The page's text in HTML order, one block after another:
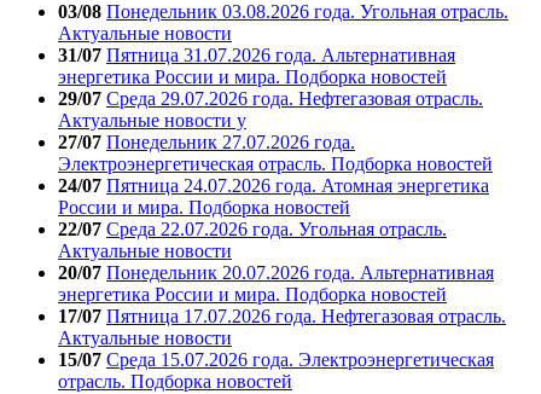
03/08 Понедельник 03.08.2026 года. Угольная отрасль.
Актуальные новости
31/07 Пятница 31.07.2026 года. Альтернативная
энергетика России и мира. Подборка новостей
29/07 Среда 29.07.2026 года. Нефтегазовая отрасль.
Актуальные новости у
27/07 Понедельник 27.07.2026 года.
Электроэнергетическая отрасль. Подборка новостей
24/07 Пятница 24.07.2026 года. Атомная энергетика
России и мира. Подборка новостей
22/07 Среда 22.07.2026 года. Угольная отрасль.
Актуальные новости
20/07 Понедельник 20.07.2026 года. Альтернативная
энергетика России и мира. Подборка новостей
17/07 Пятница 17.07.2026 года. Нефтегазовая отрасль.
Актуальные новости
15/07 Среда 15.07.2026 года. Электроэнергетическая
отрасль. Подборка новостей